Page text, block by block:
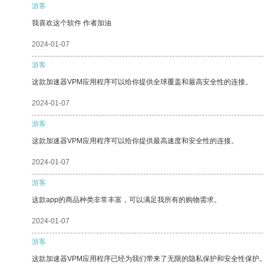
游客
我喜欢这个软件 作者加油
2024-01-07
游客
这款加速器VPM应用程序可以给你提供全球覆盖和最高安全性的连接。
2024-01-07
游客
这款加速器VPM应用程序可以给你提供最高速度和安全性的连接。
2024-01-07
游客
这款app的商品种类非常丰富，可以满足我所有的购物需求。
2024-01-07
游客
这款加速器VPM应用程序已经为我们带来了无限的隐私保护和安全性保护